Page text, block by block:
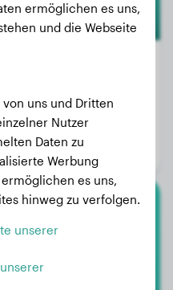
2 Jahre, 3 Monate
ermöglichen es uns,
und die Webseite
uns und Dritten
Nutzer
Daten zu
Werbung
es uns,
hinweg zu verfolgen.
unserer